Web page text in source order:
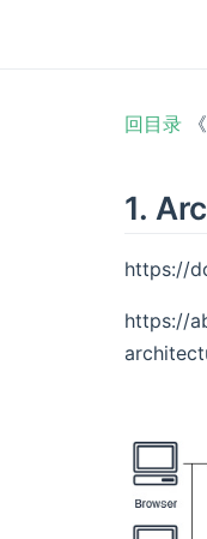
回目录
1.
https://
https://